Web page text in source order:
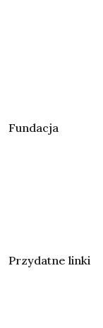
Fundacja
Przydatne linki